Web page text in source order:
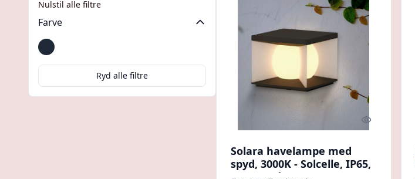
Nulstil alle filtre
Farve
Mørkegrå
Ryd alle filtre
Quick look
Solara havelampe med
spyd, 3000K - Solcelle, IP65,